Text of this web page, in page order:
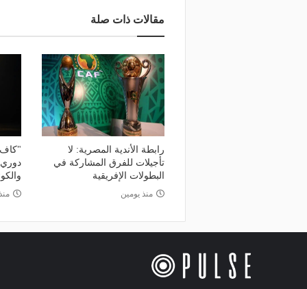
مقالات ذات صلة
رابطة الأندية المصرية: لا
تأجيلات للفرق المشاركة في
البطولات الإفريقية
منذ يومين
دوري
منذ 5